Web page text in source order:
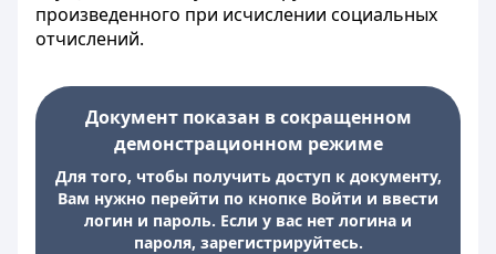
произведенного при исчислении социальных
отчислений.
Документ показан в сокращенном
демонстрационном режиме
Для того, чтобы получить доступ к документу,
Вам нужно перейти по кнопке Войти и ввести
логин и пароль. Если у вас нет логина и
пароля, зарегистрируйтесь.